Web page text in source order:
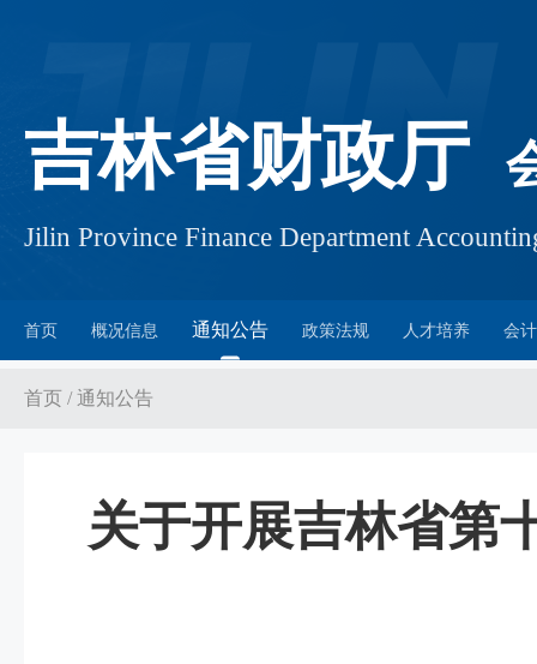
吉林省财政厅
Jilin Province Finance Department
首页 概况信息 通知公告 政策法规 人才培养 会
首页 /通知公告
关于开展吉林省第